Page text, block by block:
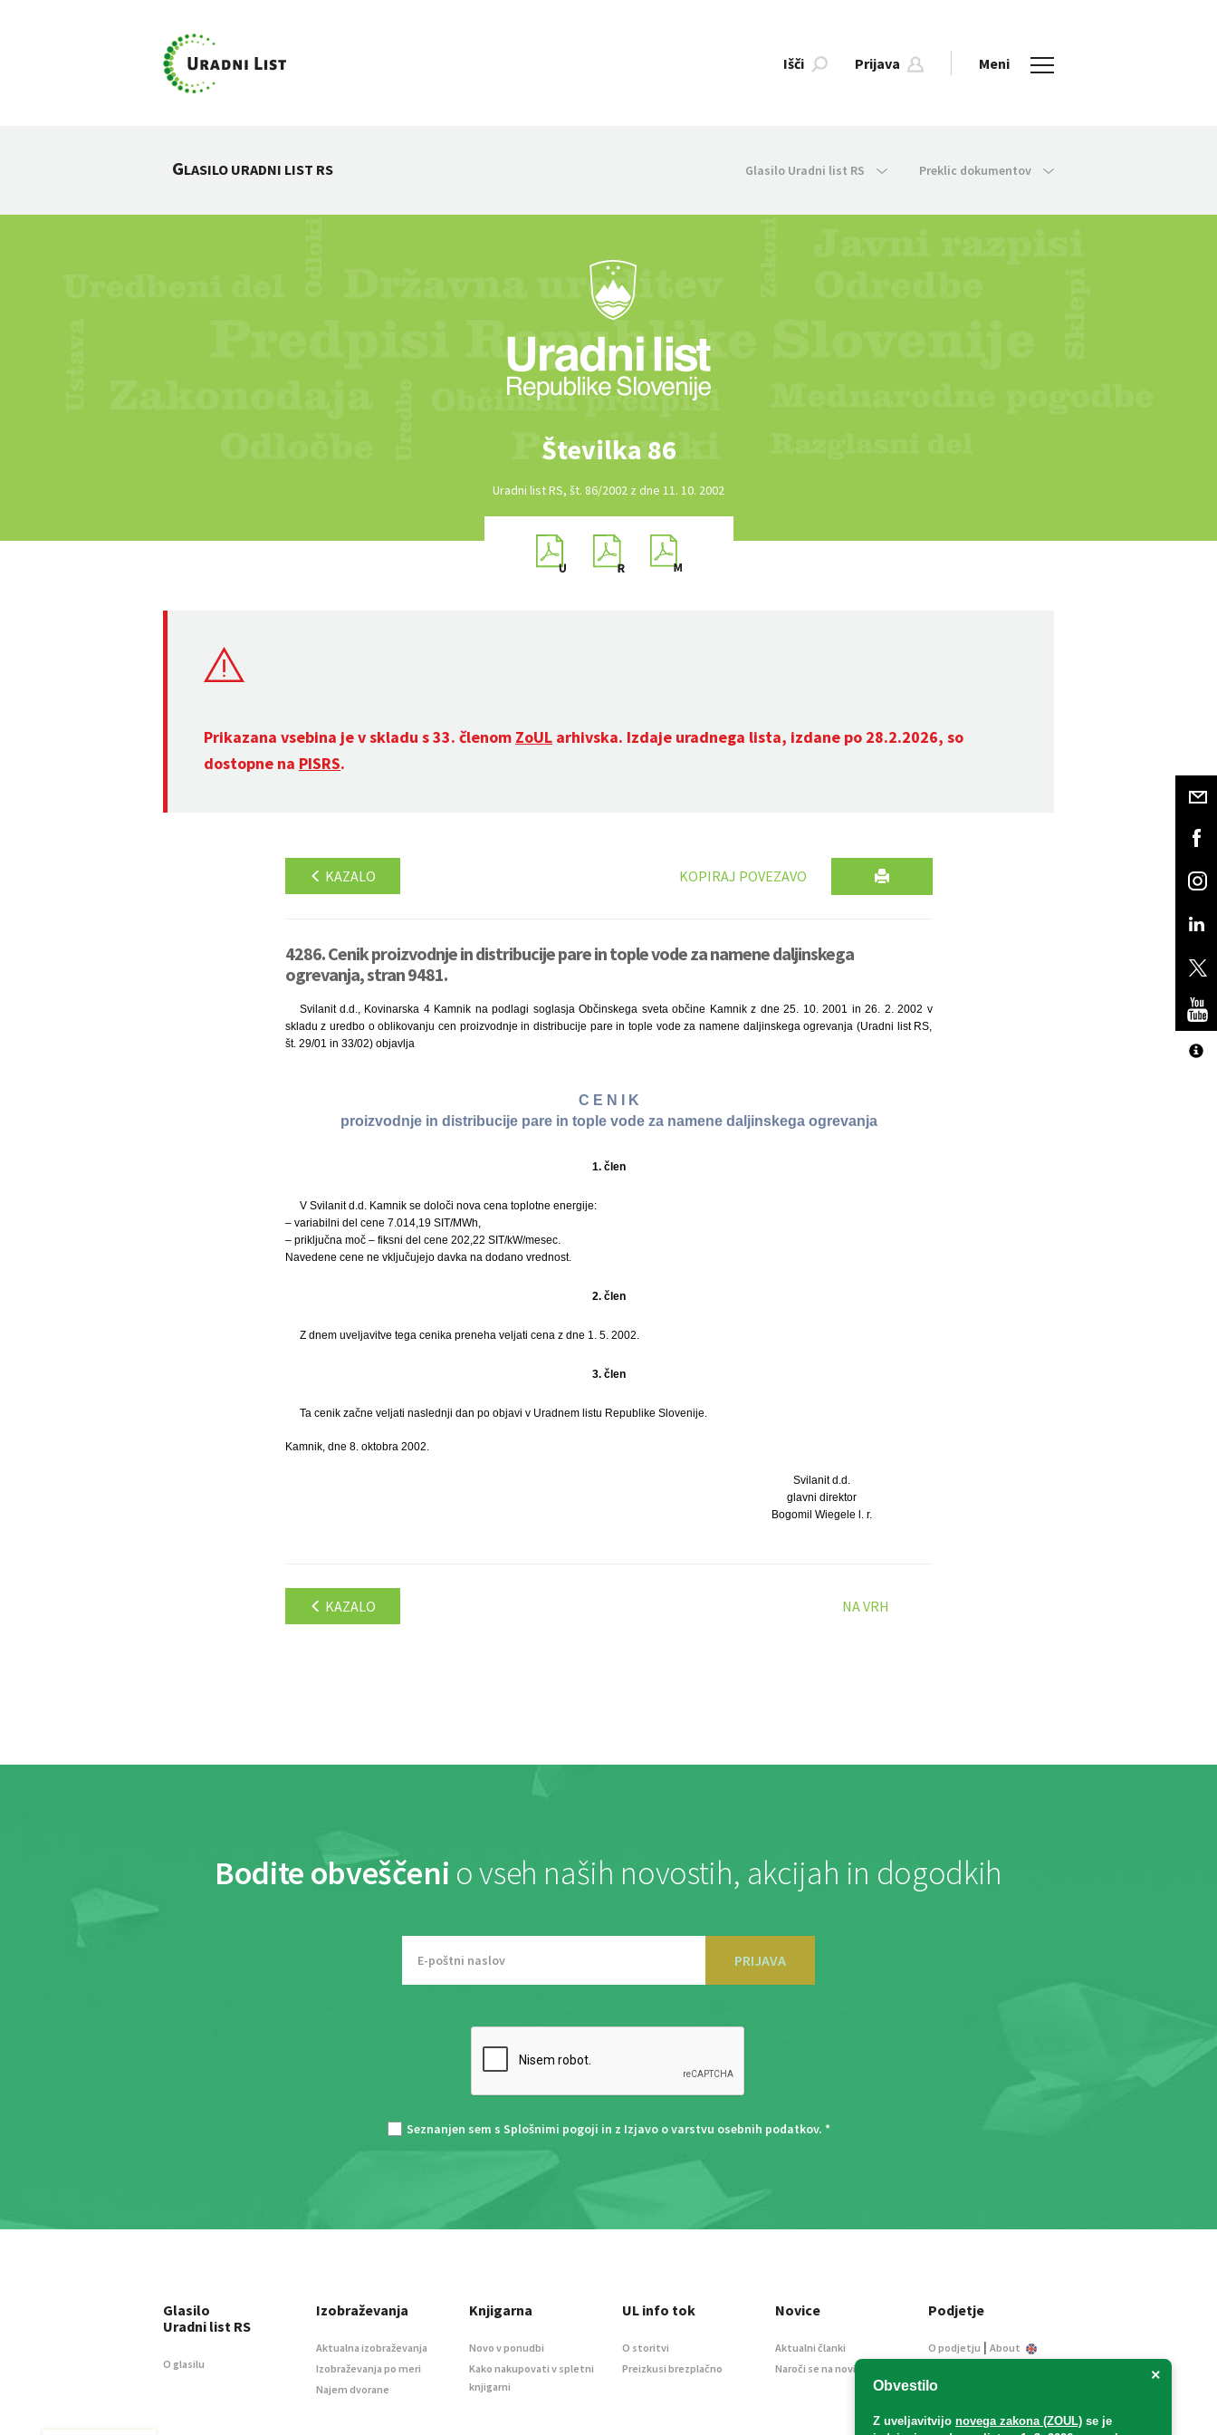
Išči Prijava Meni
GLASILO URADNI LIST RS Glasilo Uradni list RS Preklic dokumentov
Številka 86
Uradni list RS, št. 86/2002 z dne 11. 10. 2002
Prikazana vsebina je v skladu s 33. členom ZoUL arhivska. Izdaje uradnega lista, izdane po 28.2.2026, so
dostopne na PISRS.
KAZALO KOPIRAJ POVEZAVO
4286. Cenik proizvodnje in distribucije pare in tople vode za namene daljinskega
ogrevanja, stran 9481.
Svilanit d.d., Kovinarska 4 Kamnik na podlagi soglasja Občinskega sveta občine Kamnik z dne 25. 10. 2001 in 26. 2. 2002 v
skladu z uredbo o oblikovanju cen proizvodnje in distribucije pare in tople vode za namene daljinskega ogrevanja (Uradni list RS,
št. 29/01 in 33/02) objavlja
C E N I K
proizvodnje in distribucije pare in tople vode za namene daljinskega ogrevanja
1. člen
V Svilanit d.d. Kamnik se določi nova cena toplotne energije:
– variabilni del cene 7.014,19 SIT/MWh,
– priključna moč – fiksni del cene 202,22 SIT/kW/mesec.
Navedene cene ne vključujejo davka na dodano vrednost.
2. člen
Z dnem uveljavitve tega cenika preneha veljati cena z dne 1. 5. 2002.
3. člen
Ta cenik začne veljati naslednji dan po objavi v Uradnem listu Republike Slovenije.
Kamnik, dne 8. oktobra 2002.
Svilanit d.d.
glavni direktor
Bogomil Wiegele l. r.
KAZALO NA VRH
Bodite obveščeni o vseh naših novostih, akcijah in dogodkih
PRIJAVA
Seznanjen sem s Splošnimi pogoji in z Izjavo o varstvu osebnih podatkov. *
×
Obvestilo
Z uveljavitvijo novega zakona (ZOUL) se je
Glasilo
Uradni list RS
O glasilu
Izobraževanja
Aktualna izobraževanja
Izobraževanja po meri
Najem dvorane
Knjigarna
Novo v ponudbi
Kako nakupovati v spletni
knjigarni
UL info tok
O storitvi
Preizkusi brezplačno
Novice
Aktualni članki
Naroči se na novice
Podjetje
O podjetju | About
Informacije javnega
Oglaševanje